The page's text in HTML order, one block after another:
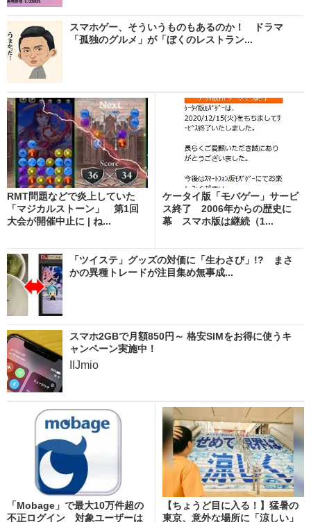
スマホゲー、そういうものもあるのか！ ドラマ
「孤独のグルメ」が「ぼくのレストラン...
RMT問題などで炎上していた
「マジカルストーン」 第1回
大会が開催中止に | ね...
ケータイ版「モバゲー」サービ
ス終了 2006年からの歴史に
幕 スマホ版は継続（1...
「ツイステ」グッズの対価に「生わさび」!? まさ
かの異種トレードが注目集め無事成...
スマホ2GBで月額850円～ 格安SIMをお得に使うキ
ャンペーン実施中！
IIJmio
「Mobage」で最大10万件超の
不正ログイン 対象ユーザーは
【ちょうど目に入る！】猛暑の
東京、意外な場所に「涼しい」